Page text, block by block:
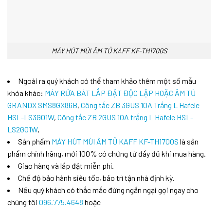
MÁY HÚT MÙI ÂM TỦ KAFF KF-TH1700S
Ngoài ra quý khách có thể tham khảo thêm một số mẫu
khóa khác: MÁY RỬA BÁT LẮP ĐẶT ĐỘC LẬP HOẶC ÂM TỦ
GRANDX SMS8GX86B, Công tắc ZB 3GUS 10A Trắng L Hafele
HSL-LS3G01W, Công tắc ZB 2GUS 10A trắng L Hafele HSL-
LS2G01W,
Sản phẩm MÁY HÚT MÙI ÂM TỦ KAFF KF-TH1700S là sản
phẩm chính hãng, mới 100% có chứng từ đầy đủ khi mua hàng.
Giao hàng và lắp đặt miễn phí.
Chế độ bảo hành siêu tốc, bảo trì tận nhà định kỳ.
Nếu quý khách có thắc mắc đừng ngần ngại gọi ngay cho
chúng tôi 096.775.4648 hoặc